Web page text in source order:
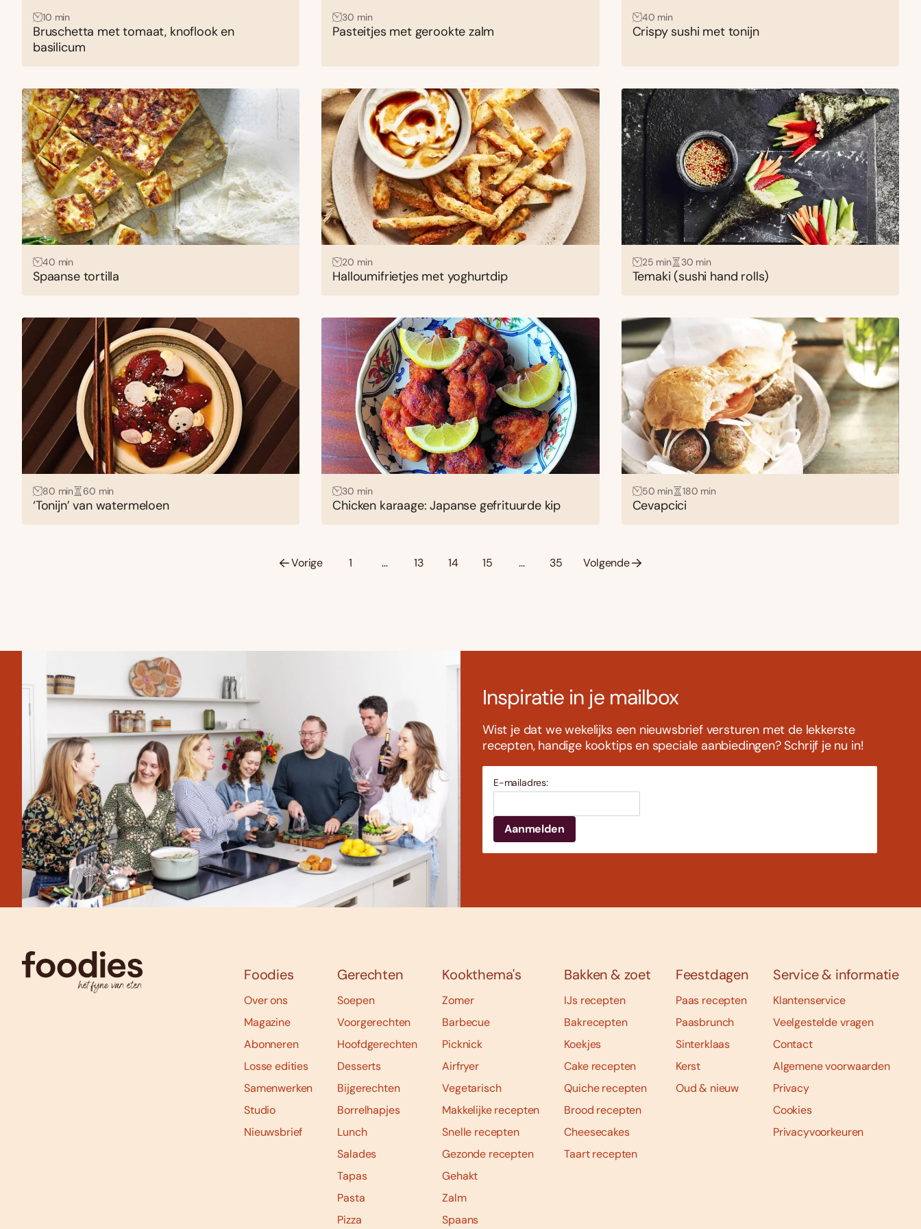
10 min
Bruschetta met tomaat, knoflook en
basilicum
30 min
Pasteitjes met gerookte zalm
40 min
Crispy sushi met tonijn
40 min
Spaanse tortilla
20 min
Halloumifrietjes met yoghurtdip
25 min 30 min
Temaki (sushi hand rolls)
80 min 60 min
‘Tonijn’ van watermeloen
30 min
Chicken karaage: Japanse gefrituurde kip
50 min 180 min
Cevapcici
Vorige 1 … 13 14 15 … 35 Volgende
Inspiratie in je mailbox
Wist je dat we wekelijks een nieuwsbrief versturen met de lekkerste
recepten, handige kooktips en speciale aanbiedingen? Schrijf je nu in!
E-mailadres:
Foodies
Over ons
Magazine
Abonneren
Losse edities
Samenwerken
Studio
Nieuwsbrief
Gerechten
Soepen
Voorgerechten
Hoofdgerechten
Desserts
Bijgerechten
Borrelhapjes
Lunch
Salades
Tapas
Pasta
Pizza
Kookthema's
Zomer
Barbecue
Picknick
Airfryer
Vegetarisch
Makkelijke recepten
Snelle recepten
Gezonde recepten
Gehakt
Zalm
Spaans
Bakken & zoet
IJs recepten
Bakrecepten
Koekjes
Cake recepten
Quiche recepten
Brood recepten
Cheesecakes
Taart recepten
Feestdagen
Paas recepten
Paasbrunch
Sinterklaas
Kerst
Oud & nieuw
Service & informatie
Klantenservice
Veelgestelde vragen
Contact
Algemene voorwaarden
Privacy
Cookies
Privacyvoorkeuren